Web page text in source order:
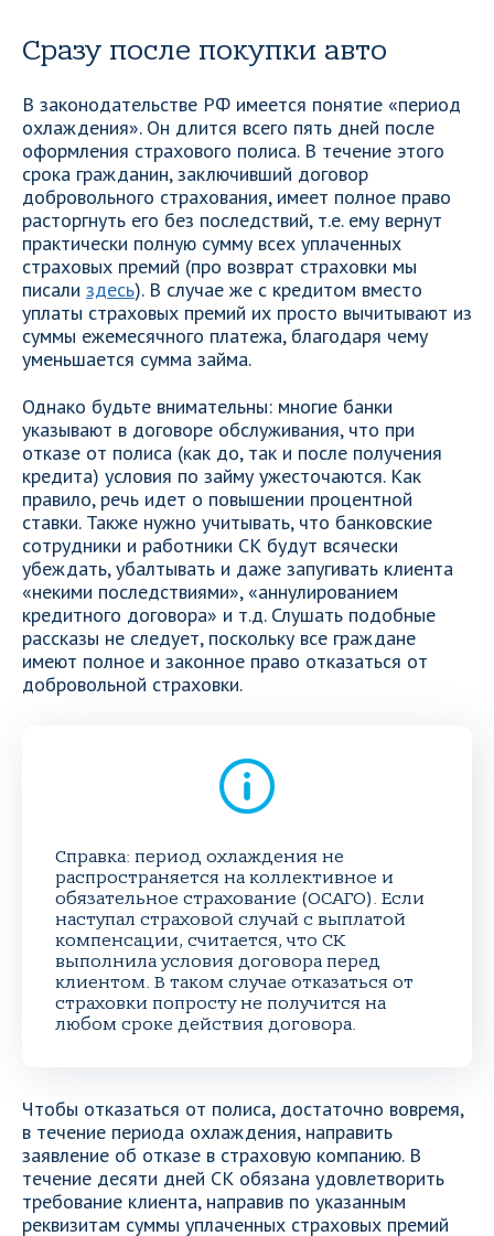
Сразу после покупки авто
В законодательстве РФ имеется понятие «период
охлаждения». Он длится всего пять дней после
оформления страхового полиса. В течение этого
срока гражданин, заключивший договор
добровольного страхования, имеет полное право
расторгнуть его без последствий, т.е. ему вернут
практически полную сумму всех уплаченных
страховых премий (про возврат страховки мы
писали здесь). В случае же с кредитом вместо
уплаты страховых премий их просто вычитывают из
суммы ежемесячного платежа, благодаря чему
уменьшается сумма займа.
Однако будьте внимательны: многие банки
указывают в договоре обслуживания, что при
отказе от полиса (как до, так и после получения
кредита) условия по займу ужесточаются. Как
правило, речь идет о повышении процентной
ставки. Также нужно учитывать, что банковские
сотрудники и работники СК будут всячески
убеждать, убалтывать и даже запугивать клиента
«некими последствиями», «аннулированием
кредитного договора» и т.д. Слушать подобные
рассказы не следует, поскольку все граждане
имеют полное и законное право отказаться от
добровольной страховки.
Справка: период охлаждения не
распространяется на коллективное и
обязательное страхование (ОСАГО). Если
наступал страховой случай с выплатой
компенсации, считается, что СК
выполнила условия договора перед
клиентом. В таком случае отказаться от
страховки попросту не получится на
любом сроке действия договора.
Чтобы отказаться от полиса, достаточно вовремя,
в течение периода охлаждения, направить
заявление об отказе в страховую компанию. В
течение десяти дней СК обязана удовлетворить
требование клиента, направив по указанным
реквизитам суммы уплаченных страховых премий